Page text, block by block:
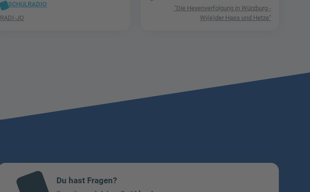
SCHULRADIO
RADI-JO
"Die Hexenverfolgung in Würzburg -
Wi(e)der Hass und Hetze"
maiDu hast Fragen?